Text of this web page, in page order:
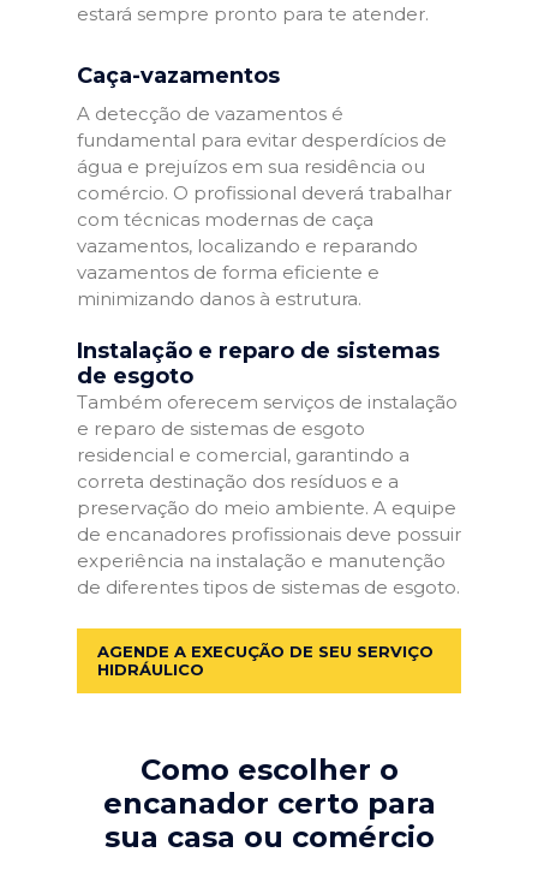
estará sempre pronto para te atender.
Caça-vazamentos
A detecção de vazamentos é
fundamental para evitar desperdícios de
água e prejuízos em sua residência ou
comércio. O profissional deverá trabalhar
com técnicas modernas de caça
vazamentos, localizando e reparando
vazamentos de forma eficiente e
minimizando danos à estrutura.
Instalação e reparo de sistemas
de esgoto
Também oferecem serviços de instalação
e reparo de sistemas de esgoto
residencial e comercial, garantindo a
correta destinação dos resíduos e a
preservação do meio ambiente. A equipe
de encanadores profissionais deve possuir
experiência na instalação e manutenção
de diferentes tipos de sistemas de esgoto.
AGENDE A EXECUÇÃO DE SEU SERVIÇO
HIDRÁULICO
Como escolher o
encanador certo para
sua casa ou comércio